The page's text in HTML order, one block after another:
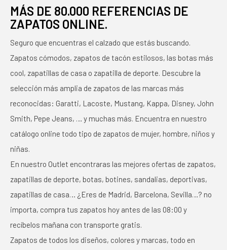
MÁS DE 80.000 REFERENCIAS DE
ZAPATOS ONLINE.
Seguro que encuentras el calzado que estás buscando.
Zapatos cómodos, zapatos de tacón estilosos, las botas más
cool, zapatillas de casa o zapatilla de deporte. Descubre la
selección más amplia de zapatos de las marcas más
reconocidas: Garatti, Lacoste, Mustang, Kappa, Disney, John
Smith, Pepe Jeans, … y muchas más. Encuentra en nuestro
catálogo online todo tipo de zapatos de mujer, hombre, niños y
niñas.
En nuestro Outlet encontraras las mejores ofertas de zapatos,
zapatillas de deporte, botas, botines, sandalias, deportivas,
zapatillas de casa… ¿Eres de Madrid, Barcelona, Sevilla…? no
importa, compra tus zapatos hoy antes de las 08:00 y
recíbelos mañana con transporte gratis.
Zapatos de todos los diseños, colores y marcas, todo en